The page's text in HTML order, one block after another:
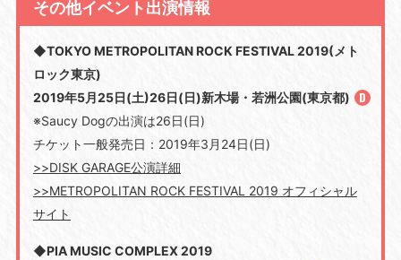
その他イベント出演情報
◆TOKYO METROPOLITAN ROCK FESTIVAL 2019(メト
ロック東京)
2019年5月25日(土)26日(日)新木場・若洲公園(東京都)
※Saucy Dogの出演は26日(日)
チケット一般発売日：2019年3月24日(日)
>>DISK GARAGE公演詳細
>>METROPOLITAN ROCK FESTIVAL 2019 オフィシャル
サイト
◆PIA MUSIC COMPLEX 2019